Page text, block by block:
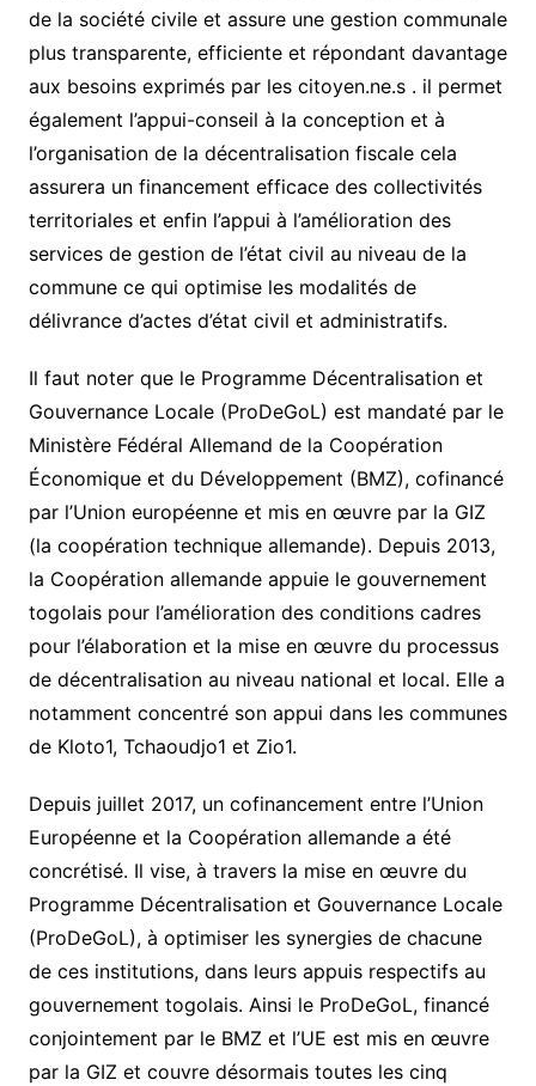
de la société civile et assure une gestion communale
plus transparente, efficiente et répondant davantage
aux besoins exprimés par les citoyen.ne.s . il permet
également l’appui-conseil à la conception et à
l’organisation de la décentralisation fiscale cela
assurera un financement efficace des collectivités
territoriales et enfin l’appui à l’amélioration des
services de gestion de l’état civil au niveau de la
commune ce qui optimise les modalités de
délivrance d’actes d’état civil et administratifs.
Il faut noter que le Programme Décentralisation et
Gouvernance Locale (ProDeGoL) est mandaté par le
Ministère Fédéral Allemand de la Coopération
Économique et du Développement (BMZ), cofinancé
par l’Union européenne et mis en œuvre par la GIZ
(la coopération technique allemande). Depuis 2013,
la Coopération allemande appuie le gouvernement
togolais pour l’amélioration des conditions cadres
pour l’élaboration et la mise en œuvre du processus
de décentralisation au niveau national et local. Elle a
notamment concentré son appui dans les communes
de Kloto1, Tchaoudjo1 et Zio1.
Depuis juillet 2017, un cofinancement entre l’Union
Européenne et la Coopération allemande a été
concrétisé. Il vise, à travers la mise en œuvre du
Programme Décentralisation et Gouvernance Locale
(ProDeGoL), à optimiser les synergies de chacune
de ces institutions, dans leurs appuis respectifs au
gouvernement togolais. Ainsi le ProDeGoL, financé
conjointement par le BMZ et l’UE est mis en œuvre
par la GIZ et couvre désormais toutes les cinq